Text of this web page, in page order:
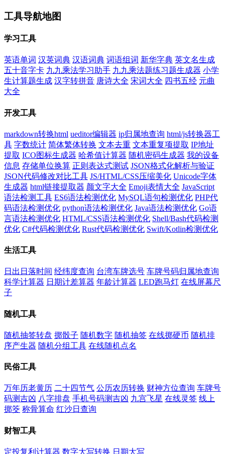
工具导航地图
学习工具
英语单词 汉英词典 汉语词典 词语组词 新华字典 英文名生成
五十音字卡 九九乘法学习助手 九九乘法题练习题生成器 小学
生计算题生成 汉字转拼音 唐诗大全 宋词大全 四书五经 元曲
大全
开发工具
markdown转换html ueditor编辑器 ip归属地查询 html/js转换器工
具 字数统计 简体繁体转换 文本去重 文本重复项提取 IP地址
提取 ICO图标生成器 哈希值计算器 随机密码生成器 我的设备
信息 存储单位换算 正则表达式测试 JSON格式化解析与验证
JSON代码修改对比工具 JS/HTML/CSS压缩美化 Unicode字体
生成器 html链接提取器 颜文字大全 Emoji表情大全 JavaScript
语法检测工具 ES6语法检测优化 MySQL语句检测优化 PHP代
码语法检测优化 python语法检测优化 Java语法检测优化 Go语
言语法检测优化 HTML/CSS语法检测优化 Shell/Bash代码检测
优化 C#代码检测优化 Rust代码检测优化 Swift/Kotlin检测优化
生活工具
日出日落时间 经纬度查询 台湾车牌选号 车牌号码归属地查询
科学计算器 日期计差算器 年龄计算器 LED跑马灯 在线屏幕尺
子
随机工具
随机抽签转盘 掷骰子 随机数字 随机抽签 在线掷硬币 随机排
序产生器 随机分组工具 在线随机点名
民俗工具
万年历老黄历 二十四节气 公历农历转换 财神方位查询 车牌号
码测吉凶 八字排盘 手机号码测吉凶 九宫飞星 在线灵签 线上
掷筊 称骨算命 红沙日查询
财智工具
定投复利计算器 数字大写转换 日期大写